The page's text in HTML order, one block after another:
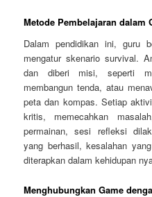
Metode Pembelajaran dalam
Dalam pendidikan ini, guru
mengatur skenario survival.
dan diberi misi, seperti
membangun tenda, atau
peta dan kompas. Setiap
kritis, memecahkan
permainan, sesi refleksi
yang berhasil, kesalahan
diterapkan dalam kehidupan
Menghubungkan Game